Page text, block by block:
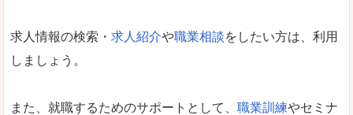
求人情報の検索・ 求人紹介や職業相談をしたい方は、利用
しましょう。
また、就職するためのサポートとして、 職業訓練やセミナ